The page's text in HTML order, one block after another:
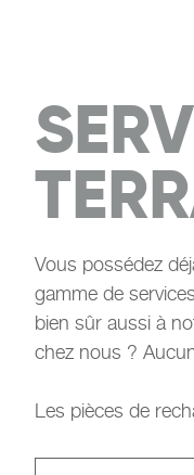
Vous possédez
gamme de
bien sûr aussi à
chez nous ?
Les pièces de